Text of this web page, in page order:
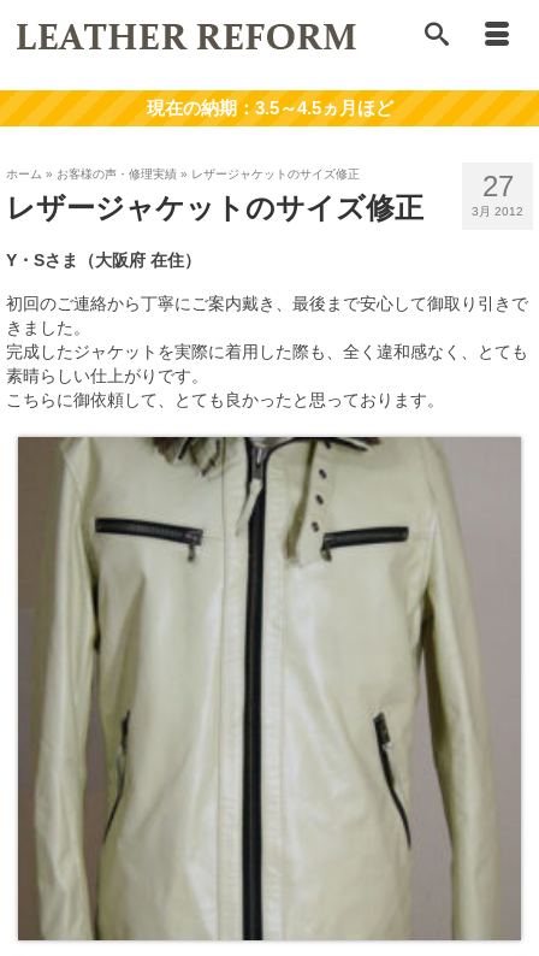
27
3月 2012
ホーム » お客様の声・修理実績 » レザージャケットのサイズ修正
レザージャケットのサイズ修正
Y・Sさま（大阪府 在住）
初回のご連絡から丁寧にご案内戴き、最後まで安心して御取り引きで
きました。
完成したジャケットを実際に着用した際も、全く違和感なく、とても
素晴らしい仕上がりです。
こちらに御依頼して、とても良かったと思っております。